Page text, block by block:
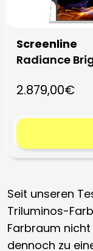
Screenline
Radiance
2.879,00€
Seit unseren
Triluminos-
Farbraum
dennoch zu